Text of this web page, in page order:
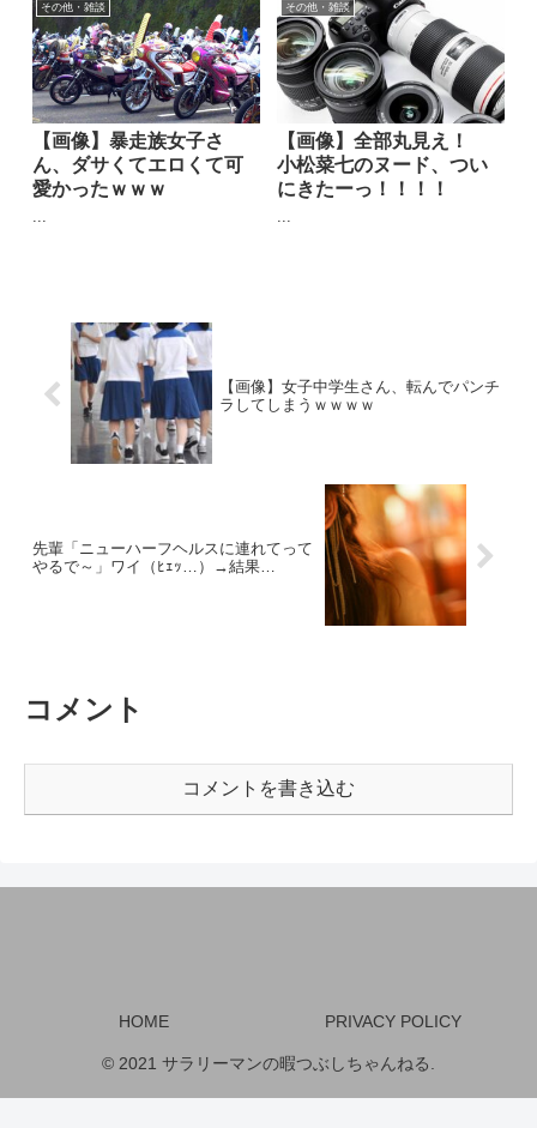
その他・雑談
【画像】暴走族女子さ
ん、ダサくてエロくて可
愛かったｗｗｗ
...
その他・雑談
【画像】全部丸見え！
小松菜七のヌード、つい
にきたーっ！！！！
...
【画像】女子中学生さん、転んでパンチ
ラしてしまうｗｗｗｗ
先輩「ニューハーフヘルスに連れてって
やるで～」ワイ（ﾋｪｯ…）→結果…
コメント
コメントを書き込む
HOME PRIVACY POLICY
© 2021 サラリーマンの暇つぶしちゃんねる.